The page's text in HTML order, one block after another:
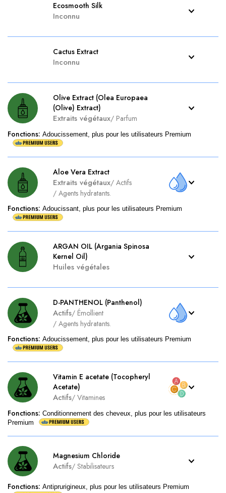
Ecosmooth Silk
Inconnu
Cactus Extract
Inconnu
Olive Extract (Olea Europaea
(Olive) Extract)
Extraits végétaux/ Parfum
Fonctions: Adoucissement, plus pour les utilisateurs Premium
Aloe Vera Extract
Extraits végétaux/ Actifs
/ Agents hydratants.
Fonctions: Adoucissant, plus pour les utilisateurs Premium
ARGAN OIL (Argania Spinosa
Kernel Oil)
Huiles végétales
D-PANTHENOL (Panthenol)
Actifs/ Émollient
/ Agents hydratants.
Fonctions: Adoucissement, plus pour les utilisateurs Premium
Vitamin E acetate (Tocopheryl
Acetate)
Actifs/ Vitamines
Fonctions: Conditionnement des cheveux, plus pour les utilisateurs
Premium
Magnesium Chloride
Actifs/ Stabilisateurs
Fonctions: Antiprurigineux, plus pour les utilisateurs Premium